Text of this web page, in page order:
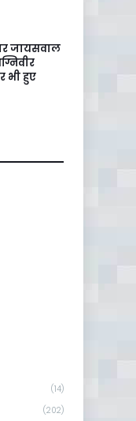
जायसवाल
भी हुए
(14)
(202)